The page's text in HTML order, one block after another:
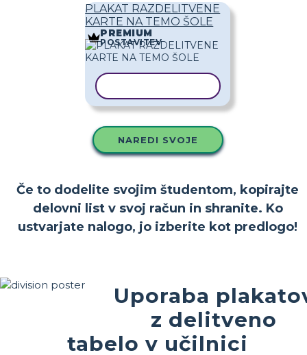
PLAKAT RAZDELITVENE
KARTE NA TEMO ŠOLE
PREMIUM
POSTAVITEV
NAREDI SVOJE
Če to dodelite svojim študentom, kopirajte
delovni list v svoj račun in shranite. Ko
ustvarjate nalogo, jo izberite kot predlogo!
Uporaba
z delitveno
tabelo v učilnici